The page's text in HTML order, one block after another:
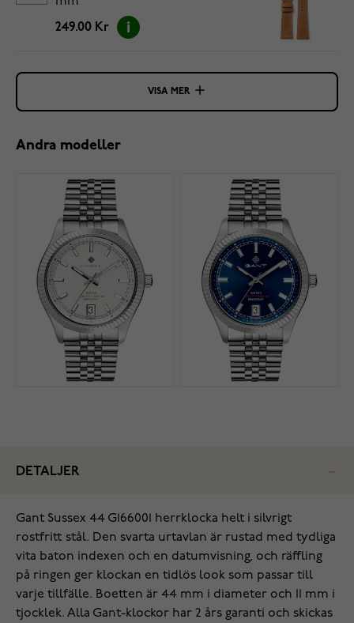
249.00 Kr
VISA MER
Andra modeller
DETALJER
Gant Sussex 44 G166001 herrklocka helt i silvrigt
rostfritt stål. Den svarta urtavlan är rustad med tydliga
vita baton indexen och en datumvisning, och räffling
på ringen ger klockan en tidlös look som passar till
varje tillfälle. Boetten är 44 mm i diameter och 11 mm i
tjocklek. Alla Gant-klockor har 2 års garanti och skickas